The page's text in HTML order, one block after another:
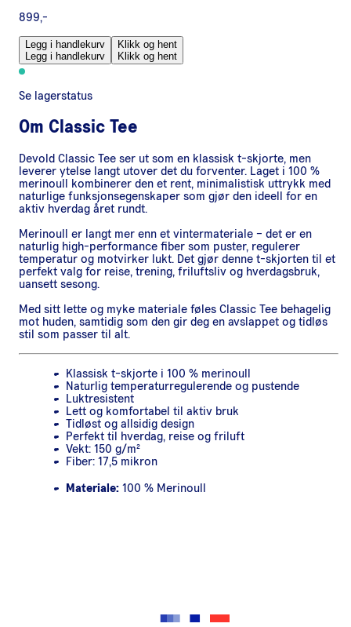
899,-
Legg i handlekurv
Legg i handlekurv
Klikk og hent
Klikk og hent
Se lagerstatus
Om Classic Tee
Devold Classic Tee ser ut som en klassisk t-skjorte, men
leverer ytelse langt utover det du forventer. Laget i 100 %
merinoull kombinerer den et rent, minimalistisk uttrykk med
naturlige funksjonsegenskaper som gjør den ideell for en
aktiv hverdag året rundt.
Merinoull er langt mer enn et vintermateriale – det er en
naturlig high-performance fiber som puster, regulerer
temperatur og motvirker lukt. Det gjør denne t-skjorten til et
perfekt valg for reise, trening, friluftsliv og hverdagsbruk,
uansett sesong.
Med sitt lette og myke materiale føles Classic Tee behagelig
mot huden, samtidig som den gir deg en avslappet og tidløs
stil som passer til alt.
Klassisk t-skjorte i 100 % merinoull
Naturlig temperaturregulerende og pustende
Luktresistent
Lett og komfortabel til aktiv bruk
Tidløst og allsidig design
Perfekt til hverdag, reise og friluft
Vekt: 150 g/m²
Fiber: 17,5 mikron
Materiale: 100 % Merinoull